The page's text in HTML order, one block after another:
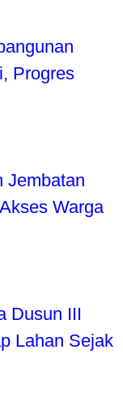
Progres
Jembatan
Warga
Dusun III
Lahan Sejak